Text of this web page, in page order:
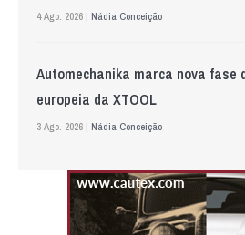
4 Ago. 2026 | Nádia Conceição
Automechanika marca nova fase
europeia da XTOOL
3 Ago. 2026 | Nádia Conceição